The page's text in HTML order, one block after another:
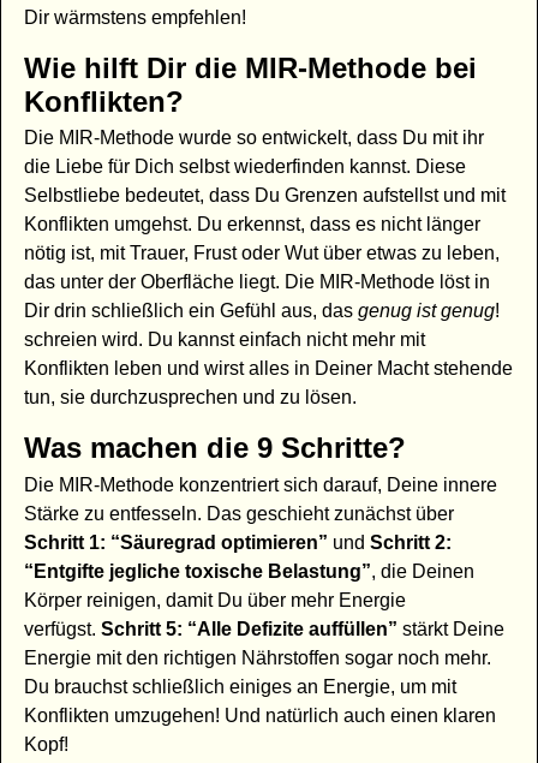
Dir wärmstens empfehlen!
Wie hilft Dir die MIR-Methode bei
Konflikten?
Die MIR-Methode wurde so entwickelt, dass Du mit ihr
die Liebe für Dich selbst wiederfinden kannst. Diese
Selbstliebe bedeutet, dass Du Grenzen aufstellst und mit
Konflikten umgehst. Du erkennst, dass es nicht länger
nötig ist, mit Trauer, Frust oder Wut über etwas zu leben,
das unter der Oberfläche liegt. Die MIR-Methode löst in
Dir drin schließlich ein Gefühl aus, das genug ist genug!
schreien wird. Du kannst einfach nicht mehr mit
Konflikten leben und wirst alles in Deiner Macht stehende
tun, sie durchzusprechen und zu lösen.
Was machen die 9 Schritte?
Die MIR-Methode konzentriert sich darauf, Deine innere
Stärke zu entfesseln. Das geschieht zunächst über
Schritt 1: “Säuregrad optimieren” und Schritt 2:
“Entgifte jegliche toxische Belastung”, die Deinen
Körper reinigen, damit Du über mehr Energie
verfügst. Schritt 5: “Alle Defizite auffüllen” stärkt Deine
Energie mit den richtigen Nährstoffen sogar noch mehr.
Du brauchst schließlich einiges an Energie, um mit
Konflikten umzugehen! Und natürlich auch einen klaren
Kopf!